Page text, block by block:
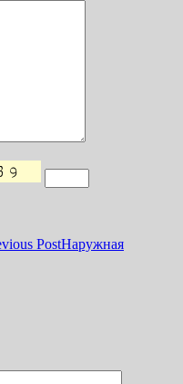
PostНаружная